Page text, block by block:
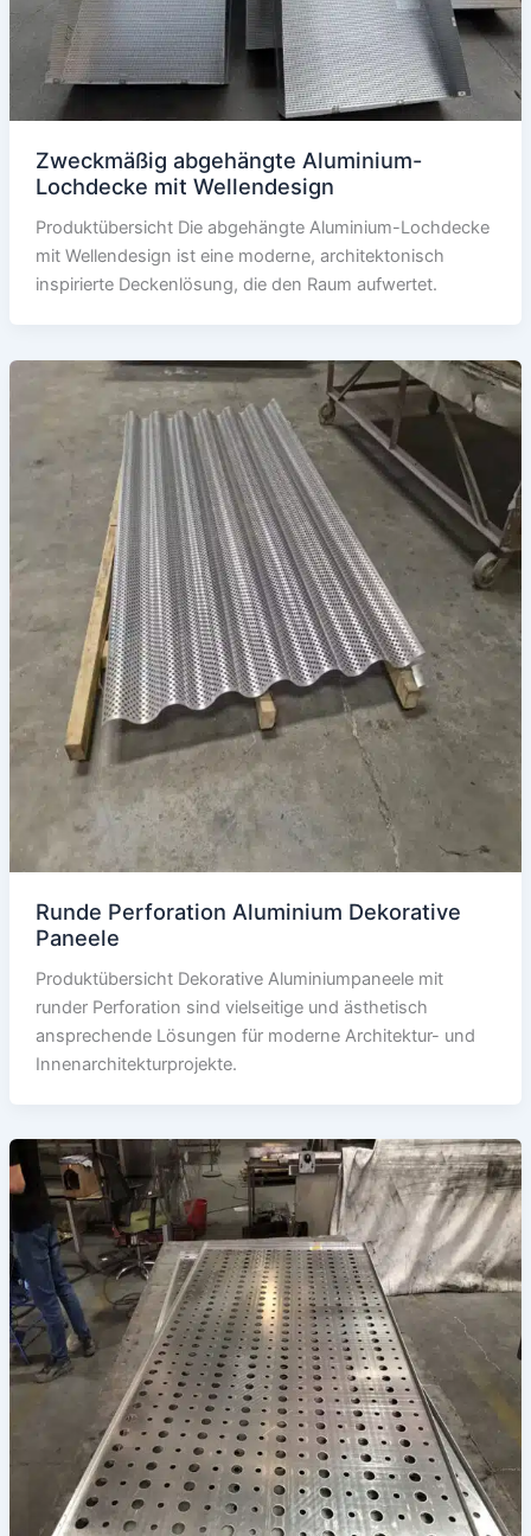
Zweckmäßig abgehängte Aluminium-
Lochdecke mit Wellendesign
Produktübersicht Die abgehängte Aluminium-Lochdecke
mit Wellendesign ist eine moderne, architektonisch
inspirierte Deckenlösung, die den Raum aufwertet.
Runde Perforation Aluminium Dekorative
Paneele
Produktübersicht Dekorative Aluminiumpaneele mit
runder Perforation sind vielseitige und ästhetisch
ansprechende Lösungen für moderne Architektur- und
Innenarchitekturprojekte.